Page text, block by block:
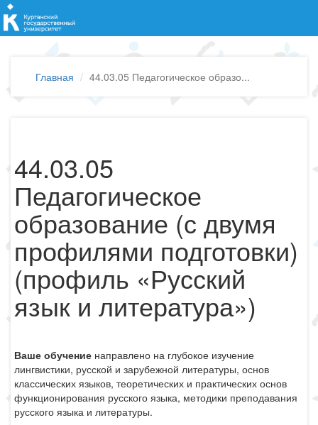
Главная 44.03.05 Педагогическое образо...
44.03.05
Педагогическое
образование (с двумя
профилями подготовки)
(профиль «Русский
язык и литература»)
Ваше обучение направлено на глубокое изучение
лингвистики, русской и зарубежной литературы, основ
классических языков, теоретических и практических основ
функционирования русского языка, методики преподавания
русского языка и литературы.